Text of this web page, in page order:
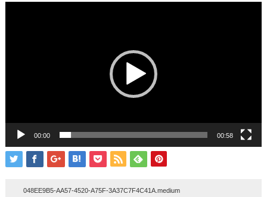
00:00 00:58
048EE9B5-AA57-4520-A75F-3A37C7F4C41A.medium